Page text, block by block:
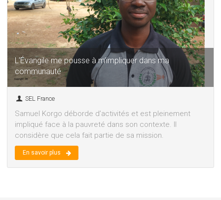
L’Évangile me pousse à m’impliquer dans ma
communauté
SEL France
Samuel Korgo déborde d’activités et est pleinement
impliqué face à la pauvreté dans son contexte. Il
considère que cela fait partie de sa mission.
En savoir plus